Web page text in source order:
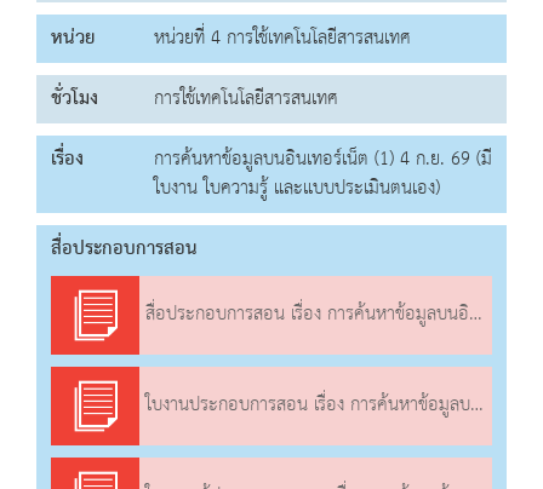
หน่วย
หน่วยที่ 4 การใช้เทคโนโลยีสารสนเทศ
ชั่วโมง
การใช้เทคโนโลยีสารสนเทศ
เรื่อง
การค้นหาข้อมูลบนอินเทอร์เน็ต (1) 4 ก.ย. 69 (มี
ใบงาน ใบความรู้ และแบบประเมินตนเอง)
สื่อประกอบการสอน
สื่อประกอบการสอน เรื่อง การค้นหาข้อมูลบนอินเทอร์เน็ต (1)
ใบงานประกอบการสอน เรื่อง การค้นหาข้อมูลบนอินเทอร์เน็ต (1)